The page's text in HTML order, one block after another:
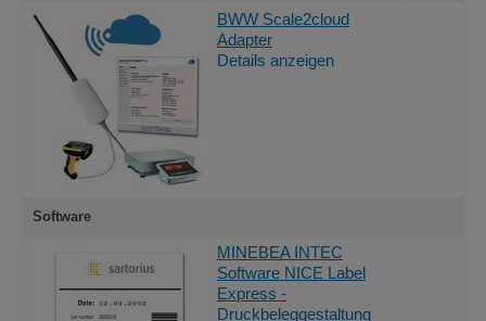
BWW Scale2cloud
Adapter
Details anzeigen
Software
MINEBEA INTEC
Software NICE Label
Express -
Druckbeleggestaltung